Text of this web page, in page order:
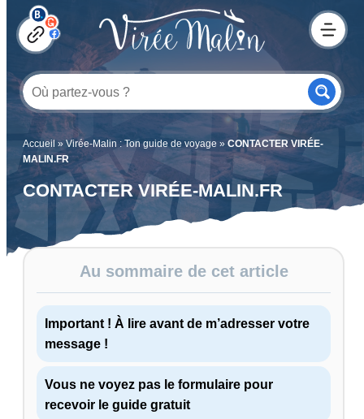
Accueil » Virée-Malin : Ton guide de voyage » CONTACTER VIRÉE-
MALIN.FR
CONTACTER VIRÉE-MALIN.FR
Au sommaire de cet article
Important ! À lire avant de m’adresser votre
message !
Vous ne voyez pas le formulaire pour
recevoir le guide gratuit